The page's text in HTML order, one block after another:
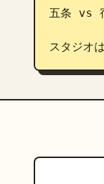
五条 vs
スタジオ